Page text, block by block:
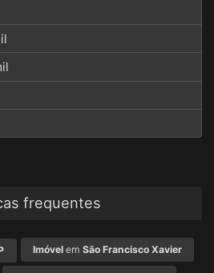
frequentes
Imóvelem São Francisco Xavier